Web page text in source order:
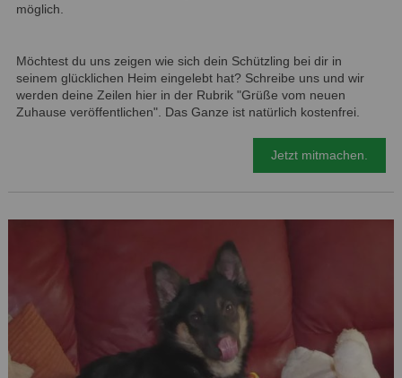
möglich.
Möchtest du uns zeigen wie sich dein Schützling bei dir in
seinem glücklichen Heim eingelebt hat? Schreibe uns und wir
werden deine Zeilen hier in der Rubrik "Grüße vom neuen
Zuhause veröffentlichen". Das Ganze ist natürlich kostenfrei.
Jetzt mitmachen.